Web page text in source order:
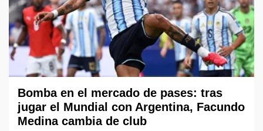
Bomba en el mercado de pases: tras
jugar el Mundial con Argentina, Facundo
Medina cambia de club